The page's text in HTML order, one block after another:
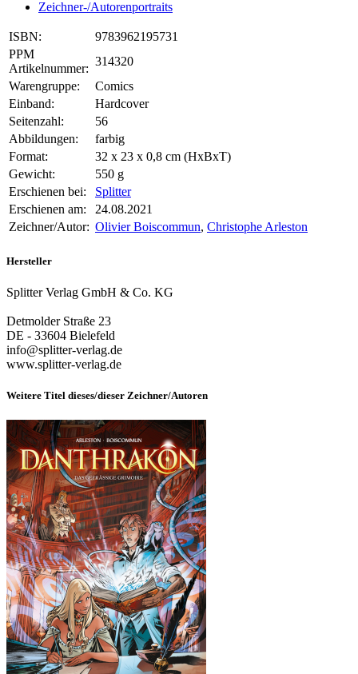
Zeichner-/Autorenportraits
ISBN:
9783962195731
PPM
Artikelnummer:
314320
Warengruppe:
Comics
Einband:
Hardcover
Seitenzahl:
56
Abbildungen:
farbig
Format:
32 x 23 x 0,8 cm (HxBxT)
Gewicht:
550 g
Erschienen bei:
Splitter
Erschienen am:
24.08.2021
Zeichner/Autor: Olivier Boiscommun, Christophe Arleston
Hersteller
Splitter Verlag GmbH & Co. KG
Detmolder Straße 23
DE - 33604 Bielefeld
info@splitter-verlag.de
www.splitter-verlag.de
Weitere Titel dieses/dieser Zeichner/Autoren